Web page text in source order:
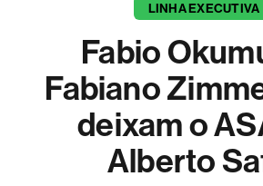
LINHA EXECUTIVA
Fabio
Fabiano
deixam o
Alberto